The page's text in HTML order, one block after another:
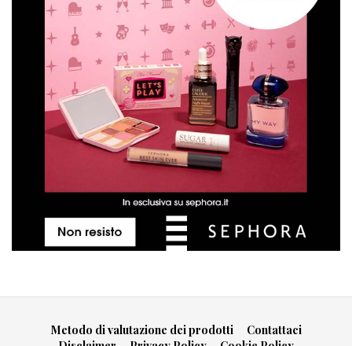
Metodo di valutazione dei prodotti
Contattaci